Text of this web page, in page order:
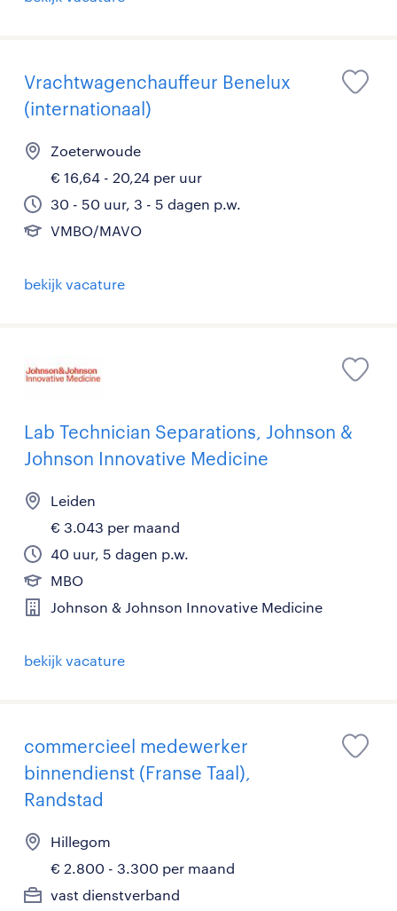
Vrachtwagenchauffeur Benelux
(internationaal)
Zoeterwoude
€ 16,64 - 20,24 per uur
30 - 50 uur, 3 - 5 dagen p.w.
VMBO/MAVO
bekijk vacature
Lab Technician Separations, Johnson &
Johnson Innovative Medicine
Leiden
€ 3.043 per maand
40 uur, 5 dagen p.w.
MBO
Johnson & Johnson Innovative Medicine
bekijk vacature
commercieel medewerker
binnendienst (Franse Taal),
Randstad
Hillegom
€ 2.800 - 3.300 per maand
vast dienstverband